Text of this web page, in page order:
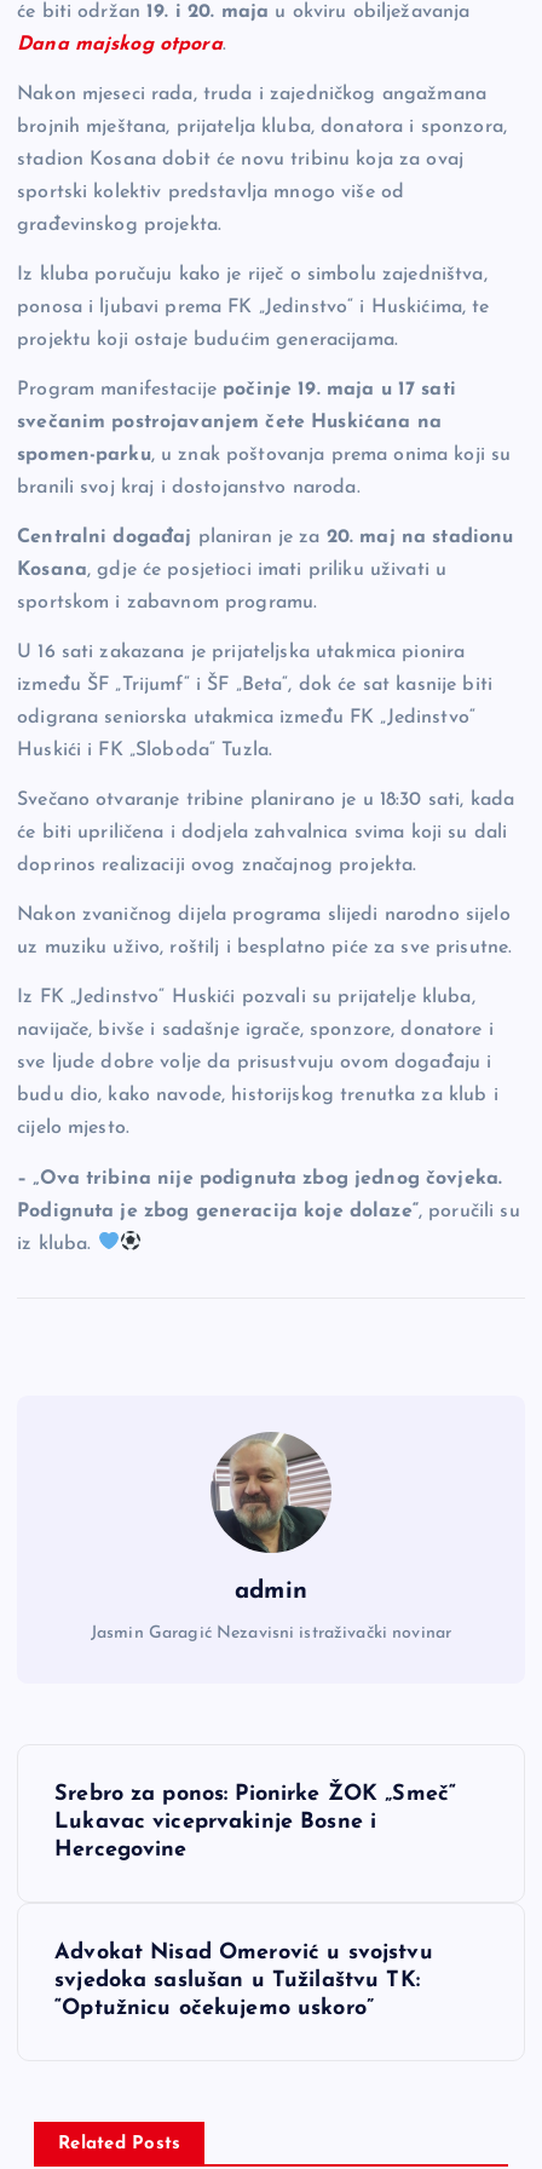
k
će biti održan19. i 20. maja u okviru obilježavanja
Dana majskog otpora.
Nakon mjeseci rada, truda i zajedničkog angažmana
brojnih mještana, prijatelja kluba, donatora i sponzora,
stadion Kosana dobit će novu tribinu koja za ovaj
sportski kolektiv predstavlja mnogo više od
građevinskog projekta.
Iz kluba poručuju kako je riječ o simbolu zajedništva,
ponosa i ljubavi prema FK „Jedinstvo“ i Huskićima, te
projektu koji ostaje budućim generacijama.
Program manifestacije počinje 19. maja u 17 sati
svečanim postrojavanjem čete Huskićana na
spomen-parku, u znak poštovanja prema onima koji su
branili svoj kraj i dostojanstvo naroda.
Centralni događaj planiran je za 20. maj na stadionu
Kosana, gdje će posjetioci imati priliku uživati u
sportskom i zabavnom programu.
U 16 sati zakazana je prijateljska utakmica pionira
između ŠF „Trijumf“ i ŠF „Beta“, dok će sat kasnije biti
odigrana seniorska utakmica između FK „Jedinstvo“
Huskići i FK „Sloboda“ Tuzla.
Svečano otvaranje tribine planirano je u 18:30 sati, kada
će biti upriličena i dodjela zahvalnica svima koji su dali
doprinos realizaciji ovog značajnog projekta.
Nakon zvaničnog dijela programa slijedi narodno sijelo
uz muziku uživo, roštilj i besplatno piće za sve prisutne.
Iz FK „Jedinstvo“ Huskići pozvali su prijatelje kluba,
navijače, bivše i sadašnje igrače, sponzore, donatore i
sve ljude dobre volje da prisustvuju ovom događaju i
budu dio, kako navode, historijskog trenutka za klub i
cijelo mjesto.
– „Ova tribina nije podignuta zbog jednog čovjeka.
Podignuta je zbog generacija koje dolaze“, poručili su
iz kluba.
admin
Jasmin Garagić Nezavisni istraživački novinar
N
c
Srebro za ponos: Pionirke ŽOK „Smeč“
Lukavac viceprvakinje Bosne i
Hercegovine
Advokat Nisad Omerović u svojstvu
svjedoka saslušan u Tužilaštvu TK:
“Optužnicu očekujemo uskoro”
Related Posts